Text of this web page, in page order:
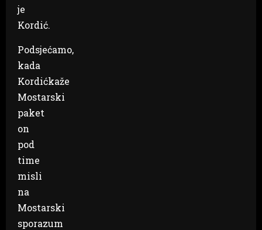
je
Kordić.
Podsjećamo,
kada
Kordićkaže
Mostarski
paket
on
pod
time
misli
na
Mostarski
sporazum